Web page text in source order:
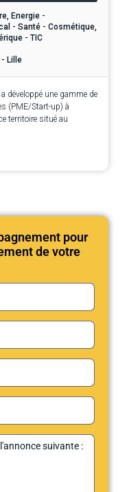
Energie -
- Santé - Cosmétique,
- TIC
- Lille
développé une gamme de
(PME/Start-up) à
territoire situé au
pour
de votre